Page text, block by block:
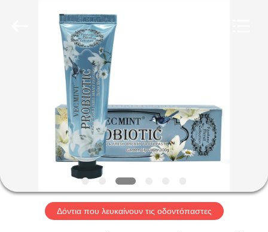
ΠΡΟΪΌΝΤΑ
ΒΊΝΤΕΟ
ΠΕΡΊΠΟΥ
ΕΜΕΊΣ
Δόντια που λευκαίνουν τις οδοντόπαστες